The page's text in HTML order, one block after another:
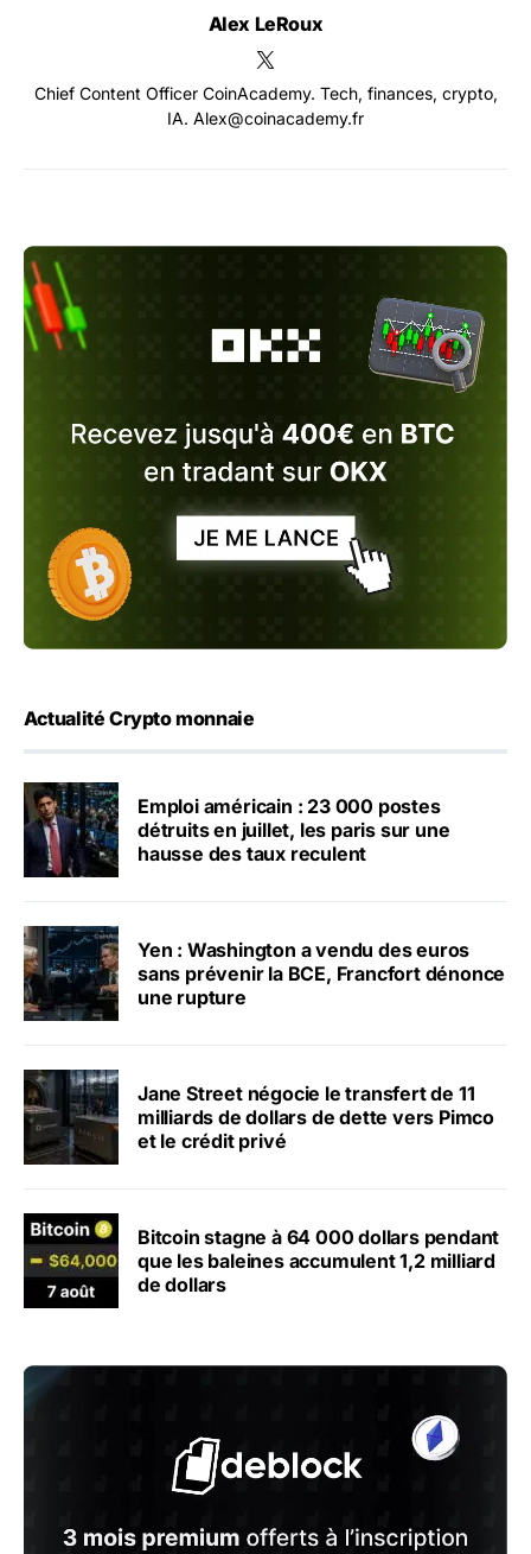
Alex LeRoux
Chief Content Officer CoinAcademy. Tech, finances, crypto,
IA. Alex@coinacademy.fr
Actualité Crypto monnaie
Emploi américain : 23 000 postes
détruits en juillet, les paris sur une
hausse des taux reculent
Yen : Washington a vendu des euros
sans prévenir la BCE, Francfort dénonce
une rupture
Jane Street négocie le transfert de 11
milliards de dollars de dette vers Pimco
et le crédit privé
Bitcoin stagne à 64 000 dollars pendant
que les baleines accumulent 1,2 milliard
de dollars